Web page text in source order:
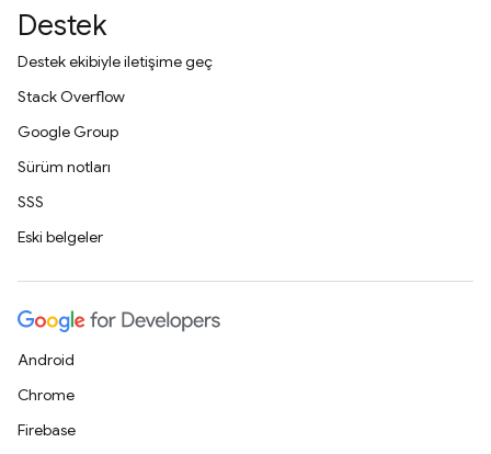
Destek
Destek ekibiyle iletişime geç
Stack Overflow
Google Group
Sürüm notları
SSS
Eski belgeler
Android
Chrome
Firebase